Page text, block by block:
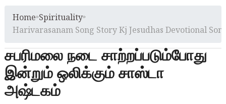
Home»Spirituality»
Harivarasanam Song Story Kj Jesudhas Devotional
சபரிமலை நடை சாற்றப்படும்போது
இன்றும் ஒலிக்கும் சாஸ்டா
அஷ்டகம்